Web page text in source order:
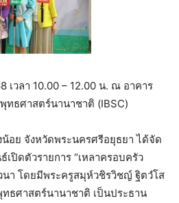
เวลา 10.00 – 12.00 น. ณ อาคาร
ธศาสตร์นานาชาติ (IBSC)
อย จังหวัดพระนครศรีอยุธยา ได้จัด
ปิดตัวรายการ “เหลาครอบครัว
นา โดยมีพระครูสมุห์วชิรวิชญ์ ฐิตวํโส
ธศาสตร์นานาชาติ เป็นประธาน